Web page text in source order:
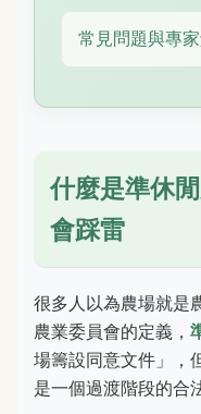
常見問題與專
什麼是準休
會踩雷
很多人以為農場就是
農業委員會的定義，
場籌設同意文件」，
是一個過渡階段的合